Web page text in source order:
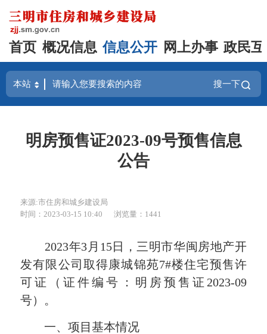
首页 概况信息 信息公开 网上办事 政民
搜一下
明房预售证2023-09号预售信息
公告
来源:市住房和城乡建设局
时间：2023-03-15 10:40
浏览量：1441
2023年3月15日，三明市华闽房地产开
发有限公司取得康城锦苑7#楼住宅预售许
可证（证件编号：明房预售证2023-09
号）。
一、项目基本情况